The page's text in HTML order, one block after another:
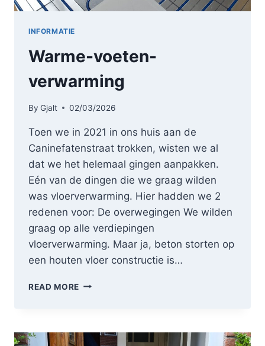
INFORMATIE
Warme-voeten-
verwarming
By Gjalt 02/03/2026
Toen we in 2021 in ons huis aan de
Caninefatenstraat trokken, wisten we al
dat we het helemaal gingen aanpakken.
Eén van de dingen die we graag wilden
was vloerverwarming. Hier hadden we 2
redenen voor: De overwegingen We wilden
graag op alle verdiepingen
vloerverwarming. Maar ja, beton storten op
een houten vloer constructie is…
READ MORE WARME-